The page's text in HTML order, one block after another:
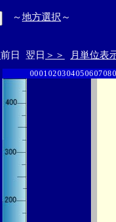
～地方選択 ～
前日 翌日 ＞＞ 月単位表
000102030405060708